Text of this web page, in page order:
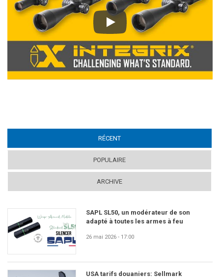
Play
RÉCENT
POPULAIRE
ARCHIVE
SAPL SL50, un modérateur de son
adapté à toutes les armes à feu
26 mai 2026 - 17:00
USA tarifs douaniers: Sellmark